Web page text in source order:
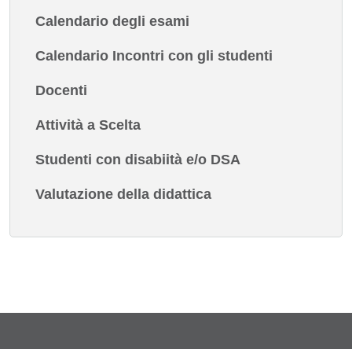
Calendario degli esami
Calendario Incontri con gli studenti
Docenti
Attività a Scelta
Studenti con disabiità e/o DSA
Valutazione della didattica